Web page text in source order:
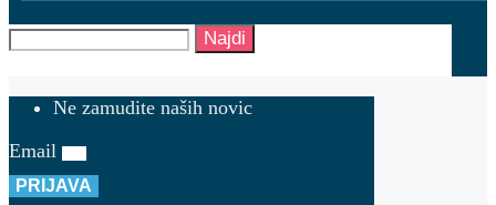
Najdi
Ne zamudite naših novic
Email
PRIJAVA